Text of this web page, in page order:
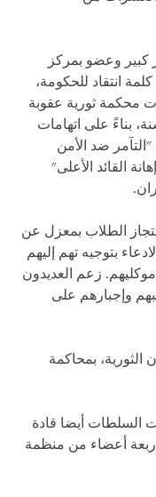
كبير وعضو بمركز
انتقاد للحكومة،
محكمة ثورية عقوبة
بناءً على اتهامات
ضد الأمن
القائد الأعلى"
الطلاب بمعزل عن
بتوجيه تهم إليهم
زعم العديدون
وإجبارهم على
بمحاكمة
2010، استهدفت السلطات أيضا قادة
أربعة أعضاء من منظمة